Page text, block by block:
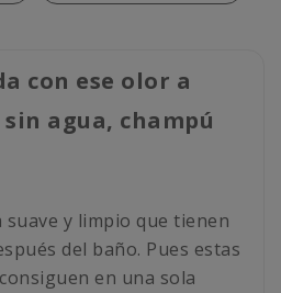
con ese olor a
agua, champú
suave y limpio que tienen
del baño. Pues estas
en una sola